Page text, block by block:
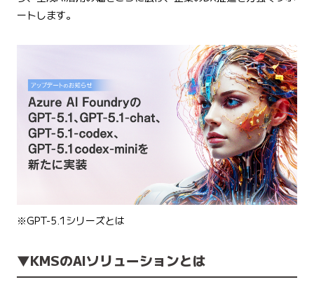
ートします。
※GPT-5.1シリーズとは
▼KMSのAIソリューションとは